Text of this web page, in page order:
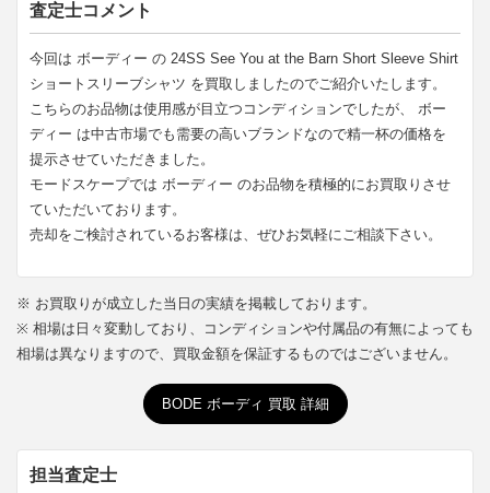
査定士コメント
今回は ボーディー の 24SS See You at the Barn Short Sleeve Shirt
ショートスリーブシャツ を買取しましたのでご紹介いたします。
こちらのお品物は使用感が目立つコンディションでしたが、 ボー
ディー は中古市場でも需要の高いブランドなので精一杯の価格を
提示させていただきました。
モードスケープでは ボーディー のお品物を積極的にお買取りさせ
ていただいております。
売却をご検討されているお客様は、ぜひお気軽にご相談下さい。
※ お買取りが成立した当日の実績を掲載しております。
※ 相場は日々変動しており、コンディションや付属品の有無によっても
相場は異なりますので、買取金額を保証するものではございません。
BODE ボーディ 買取 詳細
担当査定士